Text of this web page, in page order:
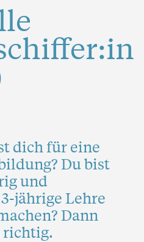
dich für eine
Du bist
und
jährige Lehre
Dann
richtig.